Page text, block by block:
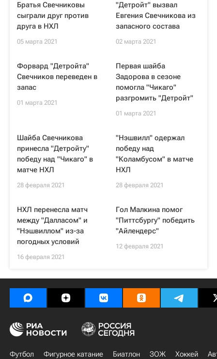
Братья Свечниковы
сыграли друг против
друга в НХЛ
05 марта 2021
"Детройт" вызвал
Евгения Свечникова из
запасного состава
02 марта 2021
Форвард "Детройта"
Свечников переведен в
запас
01 марта 2021
Первая шайба
Задорова в сезоне
помогла "Чикаго"
разгромить "Детройт"
01 марта 2021
Шайба Свечникова
принесла "Детройту"
победу над "Чикаго" в
матче НХЛ
28 февраля 2021
"Нэшвилл" одержал
победу над
"Коламбусом" в матче
НХЛ
28 февраля 2021
НХЛ перенесла матч
между "Далласом" и
"Нэшвиллом" из-за
погодных условий
16 февраля 2021
Гол Малкина помог
"Питтсбургу" победить
"Айлендерс"
12 февраля 2021
Футбол Фигурное катание Биатлон ЗОЖ Хоккей